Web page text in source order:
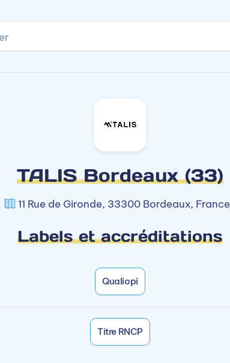
TALIS Bordeaux (33)
11 Rue de Gironde, 33300 Bordeaux, France
Labels et accréditations
Qualiopi
Titre RNCP